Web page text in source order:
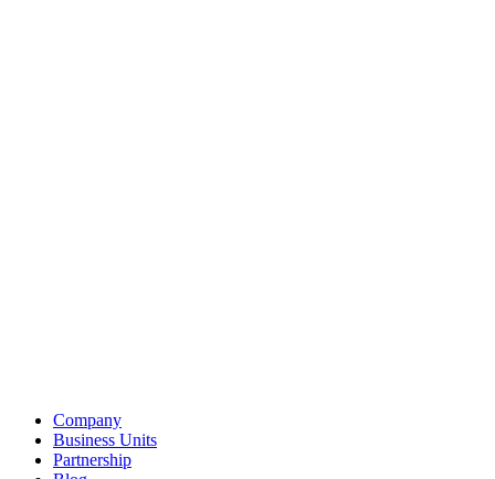
Company
Business Units
Partnership